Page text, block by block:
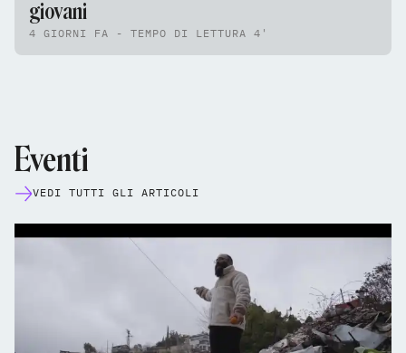
giovani
4 GIORNI FA - TEMPO DI LETTURA 4'
Eventi
VEDI TUTTI GLI ARTICOLI